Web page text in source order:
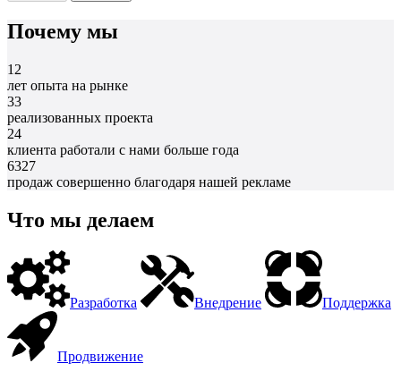
Почему мы
12
лет опыта на рынке
33
реализованных проекта
24
клиента работали с нами больше года
6327
продаж совершенно благодаря нашей рекламе
Что мы делаем
Разработка Внедрение Поддержка
Продвижение